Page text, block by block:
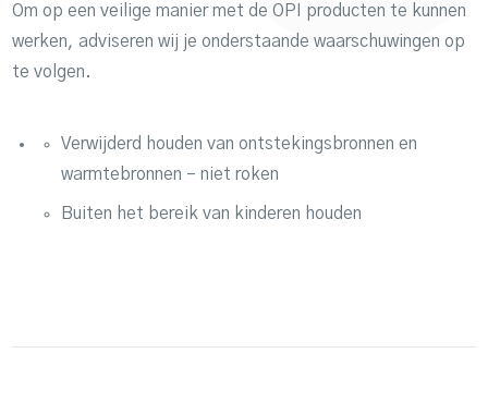
Om op een veilige manier met de OPI producten te kunnen
werken, adviseren wij je onderstaande waarschuwingen op
te volgen.
Verwijderd houden van ontstekingsbronnen en
warmtebronnen – niet roken
Buiten het bereik van kinderen houden